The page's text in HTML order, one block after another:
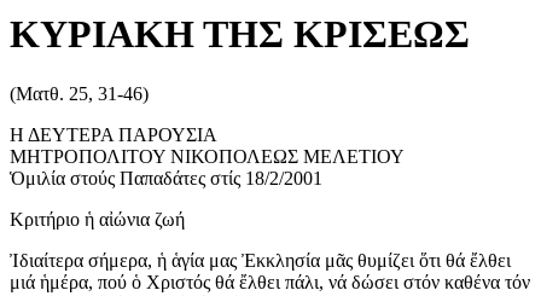
ΚΥΡΙΑΚΗ ΤΗΣ ΚΡΙΣΕΩΣ
(Ματθ. 25, 31-46)
Η ΔΕΥΤΕΡΑ ΠΑΡΟΥΣΙΑ
ΜΗΤΡΟΠΟΛΙΤΟΥ ΝΙΚΟΠΟΛΕΩΣ ΜΕΛΕΤΙΟΥ
Ὁμιλία στούς Παπαδάτες στίς 18/2/2001
Κριτήριο ἡ αἰώνια ζωή
Ἰδιαίτερα σήμερα, ἡ ἁγία μας Ἐκκλησία μᾶς θυμίζει ὅτι θά ἔλθει
μιά ἡμέρα, πού ὁ Χριστός θά ἔλθει πάλι, νά δώσει στόν καθένα τόν